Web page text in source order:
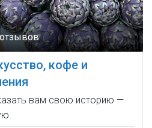
кофе и
вам свою историю —